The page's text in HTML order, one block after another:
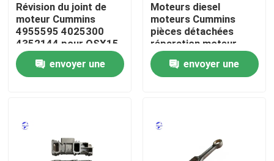
Aperçu
Produits
Visite d'usine
Révision du joint de
moteur Cummins
4955595 4025300
4352144 pour QSX15
ISX15
envoyer une
Moteurs diesel
moteurs Cummins
pièces détachées
réparation moteur
envoyer une